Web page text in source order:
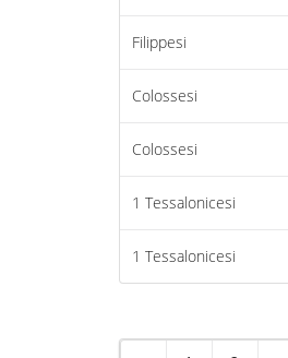
Filippesi
Colossesi
Colossesi
1 Tessalonicesi
1 Tessalonicesi